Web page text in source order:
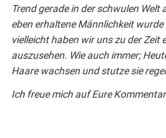
Trend gerade in der schwulen Welt
eben erhaltene Männlichkeit wurde
vielleicht haben wir uns zu der Zeit
auszusehen. Wie auch immer;
Haare wachsen und stutze sie
Ich freue mich auf Eure